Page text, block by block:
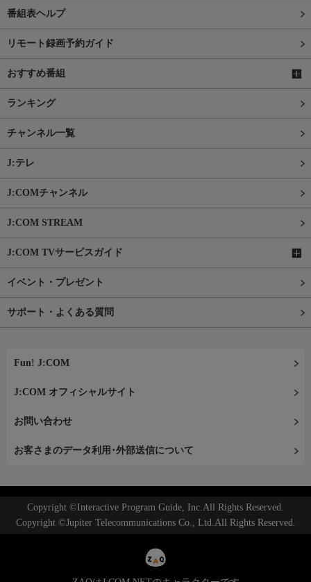
番組表ヘルプ
リモート録画予約ガイド
おすすめ番組
ランキング
チャンネル一覧
J:テレ
J:COMチャンネル
J:COM STREAM
J:COM TVサービスガイド
イベント・プレゼント
サポート・よくある質問
Fun! J:COM
J:COM オフィシャルサイト
お問い合わせ
お客さまのデータ利用･外部送信について
Copyright ©Interactive Program Guide, Inc.All Rights Reserved.
Copyright ©Jupiter Telecommunications Co., Ltd.All Rights Reserved.